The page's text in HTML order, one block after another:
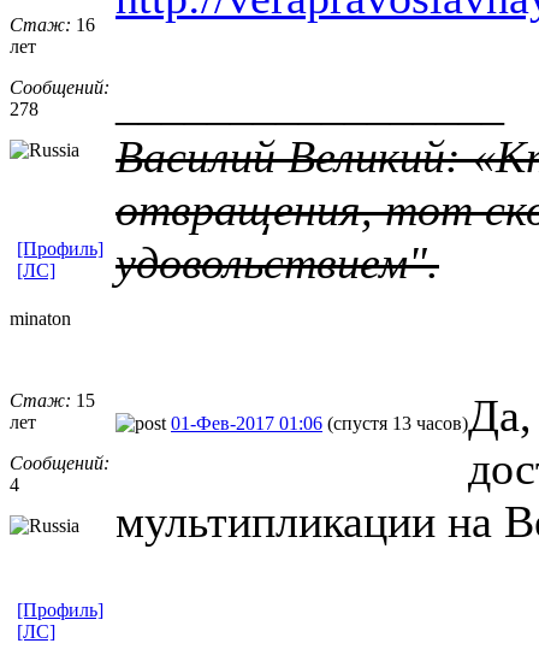
Стаж: 16
лет
Сообщений:
278
Василий Великий:
отвращения, тот
удовольствием".
[Профиль]
[ЛС]
minaton
Стаж: 15
лет
Сообщений:
4
01-Фев-2017 01:06 (спустя 13 часов)Да,
мультипликации на
[Профиль]
[ЛС]